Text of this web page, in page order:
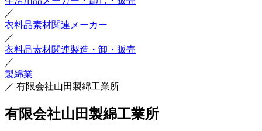
／
衣料品素材関連メーカー
／
衣料品素材関連製造・卸・販売
／
製綿業
／ 有限会社山田製綿工業所
有限会社山田製綿工業所